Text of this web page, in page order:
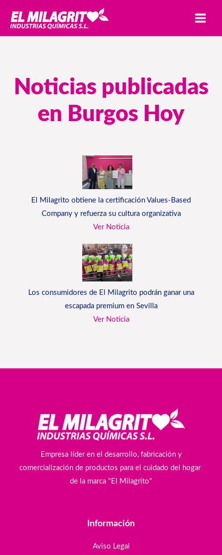
Noticias publicadas
en Burgos Hoy
El Milagrito obtiene la certificación Values-Based
Company y refuerza su cultura organizativa
Ver Noticia
Los consumidores de El Milagrito podrán ganar una
escapada premium en Sevilla
Ver Noticia
Empresa líder en el desarrollo, fabricación y
comercialización de productos para el cuidado del hogar
de la marca "El Milagrito"
Información
Aviso Legal